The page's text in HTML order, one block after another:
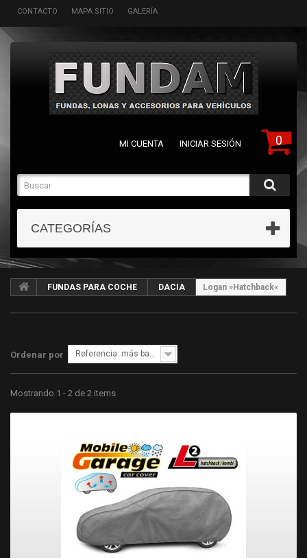
CONTACTO MAPA SITIO GALERÍA
0
MI CUENTA INICIAR SESIÓN
CATEGORÍAS
FUNDAS PARA COCHE DACIA Logan »Hatchback«
Ordenar por Referencia: más bajo primero
Mostrando 1 - 2 de 2 items